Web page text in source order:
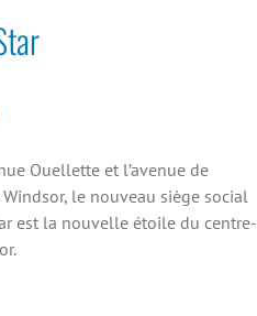
Ouellette et l’avenue de
Windsor, le nouveau siège social
est la nouvelle étoile du centre-